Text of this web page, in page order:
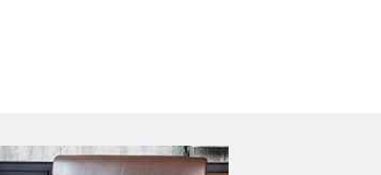
レッドウィング